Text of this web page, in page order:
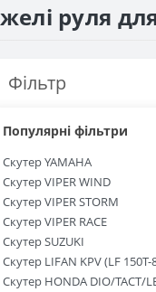
руля
Фільтр
Популярні фільтри
Скутер YAMAHA
Скутер VIPER WIND
Скутер VIPER STORM
Скутер VIPER RACE
Скутер SUZUKI
Скутер LIFAN KPV (LF 150T-
Скутер HONDA DIO/TACT/